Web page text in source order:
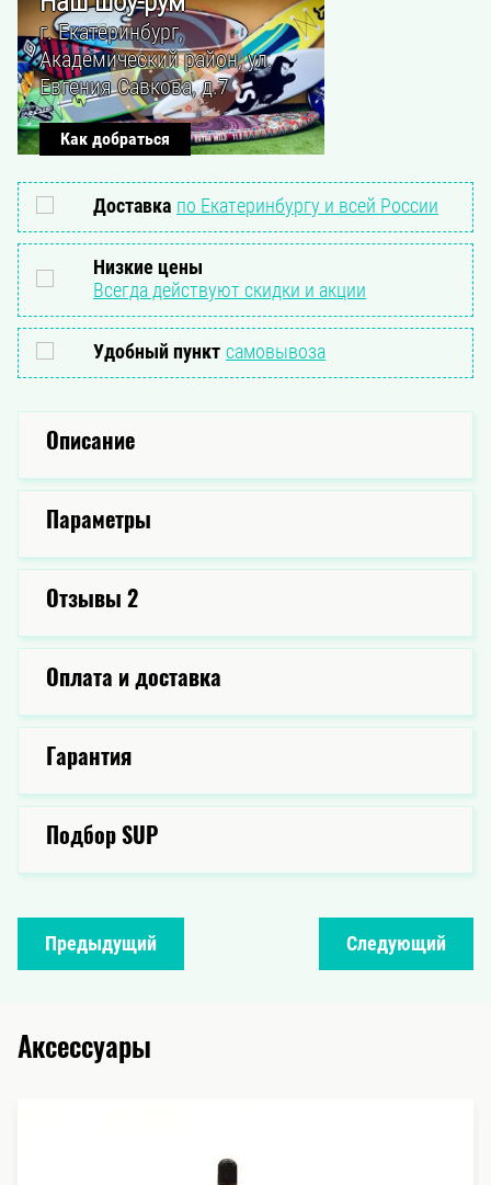
г. Екатеринбург,
Академический район, ул.
Евгения Савкова, д.7
Как добраться
Доставка по Екатеринбургу и всей России
Низкие цены
Всегда действуют скидки и акции
Удобный пункт самовывоза
Описание
Параметры
Отзывы 2
Оплата и доставка
Гарантия
Подбор SUP
Предыдущий Следующий
Аксессуары